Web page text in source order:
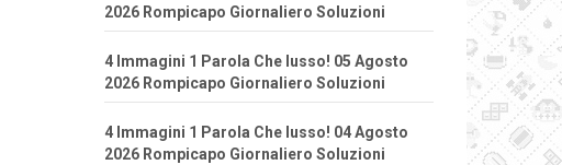
2026 Rompicapo Giornaliero Soluzioni
4 Immagini 1 Parola Che lusso! 05 Agosto
2026 Rompicapo Giornaliero Soluzioni
4 Immagini 1 Parola Che lusso! 04 Agosto
2026 Rompicapo Giornaliero Soluzioni